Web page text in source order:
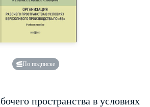
По подписке
пространства в условиях